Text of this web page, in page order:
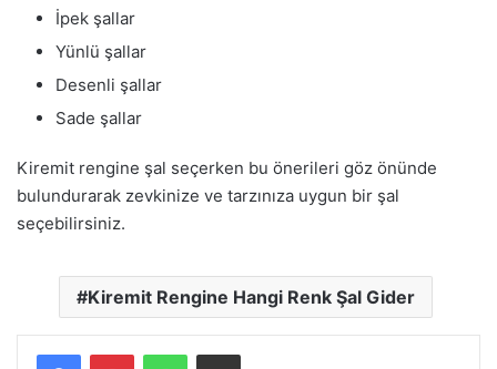
İpek şallar
Yünlü şallar
Desenli şallar
Sade şallar
Kiremit rengine şal seçerken bu önerileri göz önünde
bulundurarak zevkinize ve tarzınıza uygun bir şal
seçebilirsiniz.
Kiremit Rengine Hangi Renk Şal Gider
WhatsAppE-Posta ile paylaş